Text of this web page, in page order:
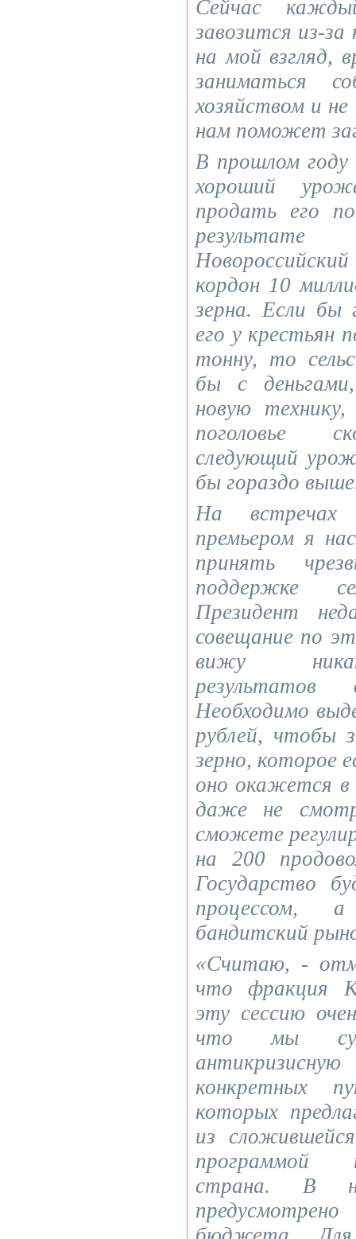
Сейчас
завозится из-
на мой взгляд,
заниматься
хозяйством и
нам поможет
В прошлом году
хороший
продать его
кордон 10
зерна. Если бы
его у крестьян
тонну, то
бы с
новую
поголовье
следующий
бы гораздо
На
премьером я
принять
поддержке
Президент
совещание по
вижу
Необходимо
рублей, чтобы
зерно, которое
оно окажется в
даже не
сможете
на 200
Государство
процессом,
бандитский
«Считаю, -
что фракция
эту сессию
что мы
конкретных
которых
из
программой
страна. В
предусмотрено